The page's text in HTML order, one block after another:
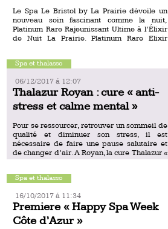
Le Spa Le Bristol by La Prairie dévoile un
nouveau soin fascinant comme la nuit,
Platinum Rare Rajeunissant Ultime à l’Élixir
de Nuit La Prairie. Platinum Rare Elixir
Spa et thalasso
06/12/2017 á 12:07
Thalazur Royan : cure « anti-
stress et calme mental »
Pour se ressourcer, retrouver un sommeil de
qualité et diminuer son stress, il est
nécessaire de faire une pause salutaire et
de changer d’air. A Royan, la cure Thalazur «
[…]
Spa et thalasso
16/10/2017 á 11:34
Premiere « Happy Spa Week
Côte d’Azur »